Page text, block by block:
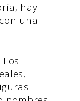
hay
una
Los